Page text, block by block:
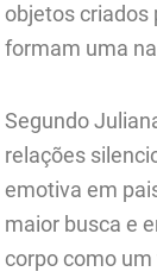
objetos criados
formam uma
Segundo
relações
emotiva em
maior busca e
corpo como